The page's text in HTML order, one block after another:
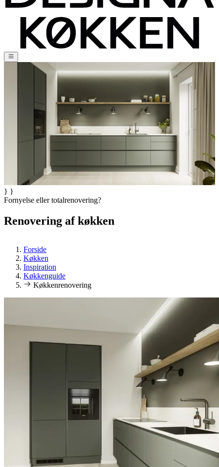
} }
Fornyelse eller totalrenovering?
Renovering af køkken
Forside
Køkken
Inspiration
Køkkenguide
Køkkenrenovering